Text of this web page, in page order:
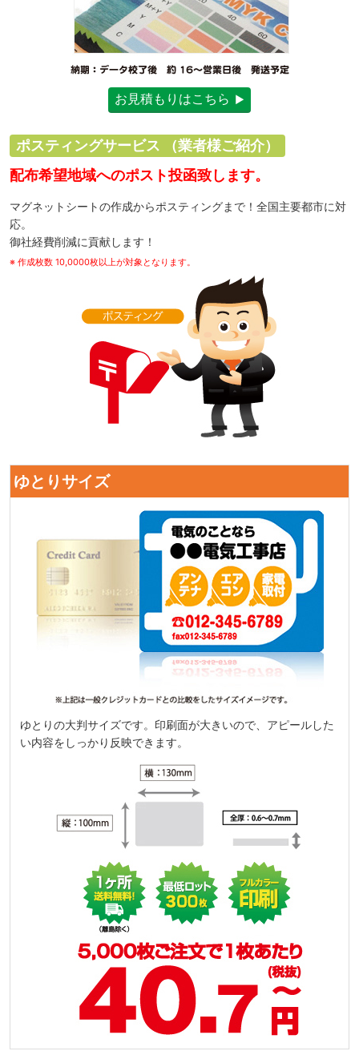
お見積もりはこちら
ポスティングサービス
（業者様ご紹介）
配布希望地域へのポスト投函致します。
マグネットシートの作成からポスティングまで！全国主要都市に対
応。
御社経費削減に貢献します！
※ 作成枚数 10,0000枚以上が対象となります。
ゆとりサイズ
ゆとりの大判サイズです。印刷面が大きいので、アピールした
い内容をしっかり反映できます。